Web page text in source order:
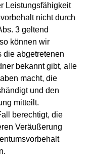
Leistungsfähigkeit
nicht durch
3 geltend
können wir
die abgetretenen
bekannt gibt, alle
macht, die
und den
mitteilt.
berechtigt, die
Veräußerung